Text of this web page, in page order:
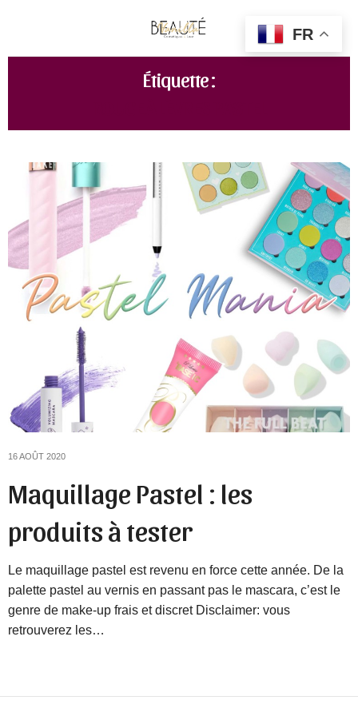
Étiquette :
16 AOÛT 2020
Maquillage Pastel : les
produits à tester
Le maquillage pastel est revenu en force cette année. De la
palette pastel au vernis en passant pas le mascara, c’est le
genre de make-up frais et discret Disclaimer: vous
retrouverez les…
FR